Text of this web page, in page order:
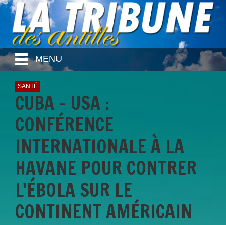
MENU
SANTÉ
CUBA - USA :
CONFÉRENCE
INTERNATIONALE À LA
HAVANE POUR CONTRER
L'ÉBOLA SUR LE
CONTINENT AMÉRICAIN